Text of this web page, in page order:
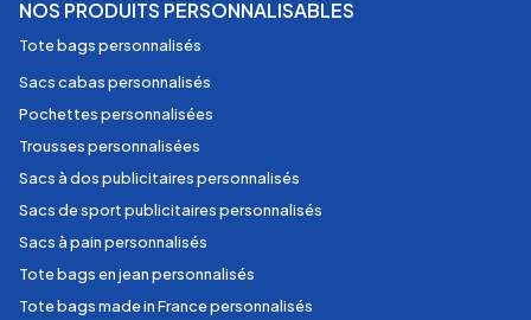
NOS PRODUITS PERSONNALISABLES
Tote bags personnalisés
Sacs cabas personnalisés
Pochettes personnalisées
Trousses personnalisées
Sacs à dos publicitaires personnalisés
Sacs de sport publicitaires personnalisés
Sacs à pain personnalisés
Tote bags en jean personnalisés
Tote bags made in France personnalisés